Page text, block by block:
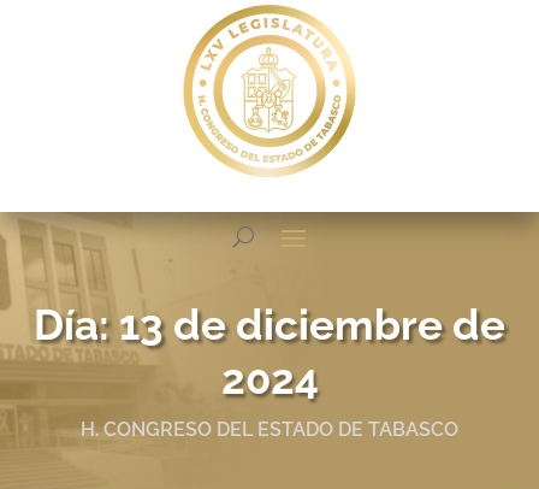
Día:13 de diciembre de
2024
H. CONGRESO DEL ESTADO DE TABASCO